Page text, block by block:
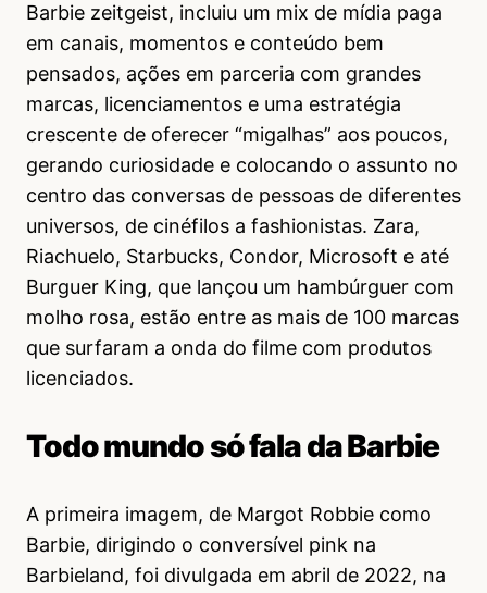
Barbie zeitgeist, incluiu um mix de mídia paga
em canais, momentos e conteúdo bem
pensados, ações em parceria com grandes
marcas, licenciamentos e uma estratégia
crescente de oferecer “migalhas” aos poucos,
gerando curiosidade e colocando o assunto no
centro das conversas de pessoas de diferentes
universos, de cinéfilos a fashionistas. Zara,
Riachuelo, Starbucks, Condor, Microsoft e até
Burguer King, que lançou um hambúrguer com
molho rosa, estão entre as mais de 100 marcas
que surfaram a onda do filme com produtos
licenciados.
Todo mundo só fala da Barbie
A primeira imagem, de Margot Robbie como
Barbie, dirigindo o conversível pink na
Barbieland, foi divulgada em abril de 2022, na